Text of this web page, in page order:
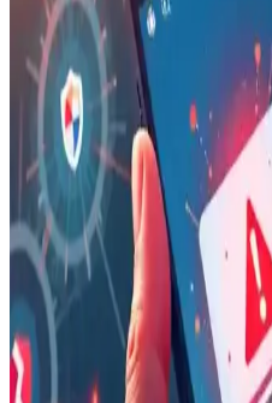
performansını yavaşlatırken, kar
güncellemesi sağladı.
Apple'ın Reddettiği
Katlanabilir Telefonların
Apple'ın iPhone Fold flip
katlanabilir telefonların kullanıcı
üzerine önemli tartışmaları
Google Pixel 10a Teknik
Tartışmalarının Analizi
Google Pixel 10a, teknik
eski cihaz sahiplerine avantaj
çevresel etkileri üzerine önemli